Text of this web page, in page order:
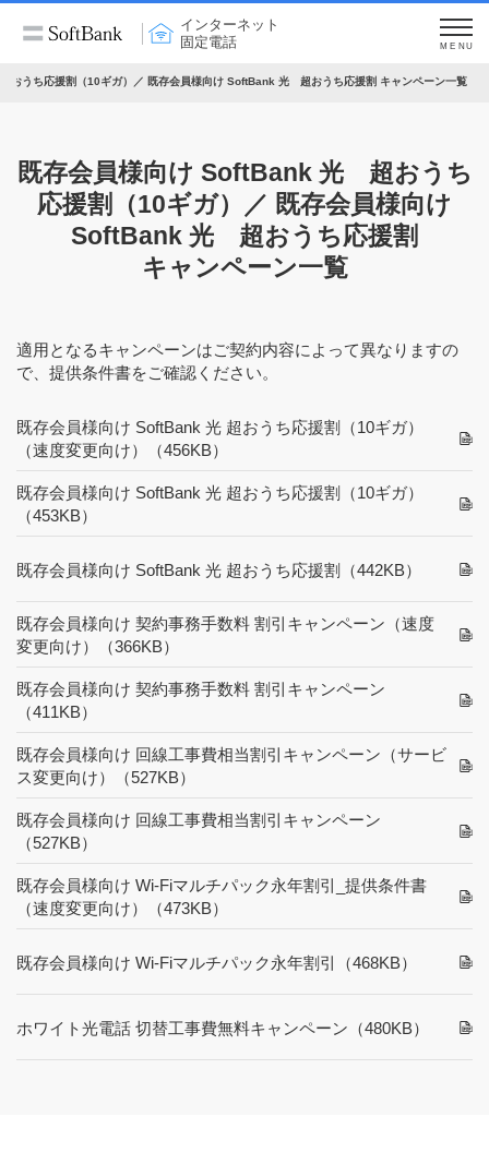
インターネット
固定電話
MENU
おうち応援割（10ギガ）／ 既存会員様向け SoftBank 光 超おうち応援割 キャンペーン一覧
既存会員様向け SoftBank 光 超おうち
応援割（10ギガ）／ 既存会員様向け
SoftBank 光 超おうち応援割
キャンペーン一覧
適用となるキャンペーンはご契約内容によって異なりますの
で、提供条件書をご確認ください。
既存会員様向け SoftBank 光 超おうち応援割（10ギガ）
（速度変更向け）
（456KB）
既存会員様向け SoftBank 光 超おうち応援割（10ギガ）
（453KB）
既存会員様向け SoftBank 光 超おうち応援割 （442KB）
既存会員様向け 契約事務手数料 割引キャンペーン（速度
変更向け）
（366KB）
既存会員様向け 契約事務手数料 割引キャンペーン
（411KB）
既存会員様向け 回線工事費相当割引キャンペーン（サービ
ス変更向け）
（527KB）
既存会員様向け 回線工事費相当割引キャンペーン
（527KB）
既存会員様向け Wi-Fiマルチパック永年割引_提供条件書
（速度変更向け）
（473KB）
既存会員様向け Wi-Fiマルチパック永年割引 （468KB）
ホワイト光電話 切替工事費無料キャンペーン （480KB）